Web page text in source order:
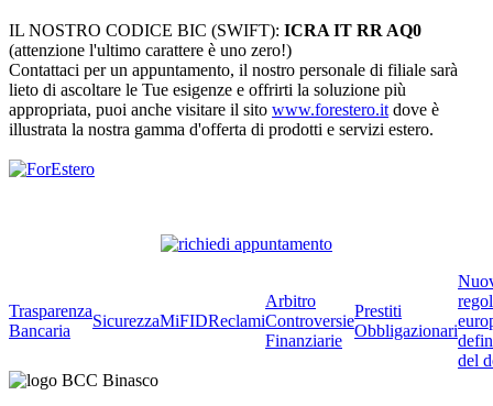
IL NOSTRO CODICE BIC (SWIFT): ICRA IT RR AQ0
(attenzione l'ultimo carattere è uno zero!)
Contattaci per un appuntamento, il nostro personale di filiale sarà
lieto di ascoltare le Tue esigenze e offrirti la soluzione più
appropriata, puoi anche visitare il sito www.forestero.it dove è
illustrata la nostra gamma d'offerta di prodotti e servizi estero.
Trasparenza
Bancaria
SicurezzaMiFIDReclami
Arbitro
Controversie
Finanziarie
Prestiti
Obbligazionari
del